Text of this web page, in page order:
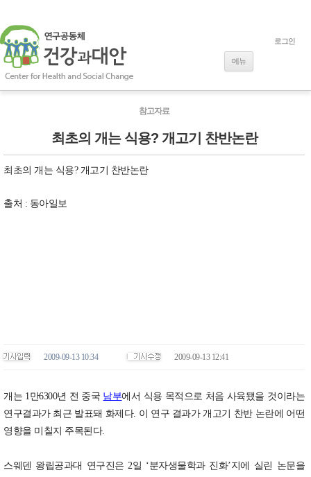
메뉴
로그인
참고자료
최초의 개는 식용? 개고기 찬반논란
최초의 개는 식용? 개고기 찬반논란
출처 : 동아일보
2009-09-13 10:34 2009-09-13 12:41
개는 1만6300년 전 중국 남부에서 식용 목적으로 처음 사육됐을 것이라는
연구결과가 최근 발표돼 화제다. 이 연구 결과가 개고기 찬반 논란에 어떤
영향을 미칠지 주목된다.
스웨덴 왕립공과대 연구진은 2일 ‘분자생물학과 진화’지에 실린 논문을